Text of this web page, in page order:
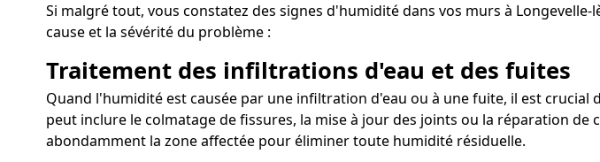
Si malgré tout, vous constatez des signes d'humidité dans vos murs à
cause et la sévérité du problème :
Traitement des infiltrations d'eau et des fuites
Quand l'humidité est causée par une infiltration d'eau ou à une fuite, il est crucial
peut inclure le colmatage de fissures, la mise à jour des joints ou la réparation
abondamment la zone affectée pour éliminer toute humidité résiduelle.